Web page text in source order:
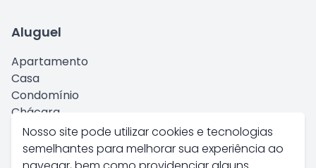
Nosso site pode utilizar cookies e tecnologias
semelhantes para melhorar sua experiência ao
Aluguel
Apartamento
Casa
Condomínio
Chácara
Comercial
Kitnet
Galpão